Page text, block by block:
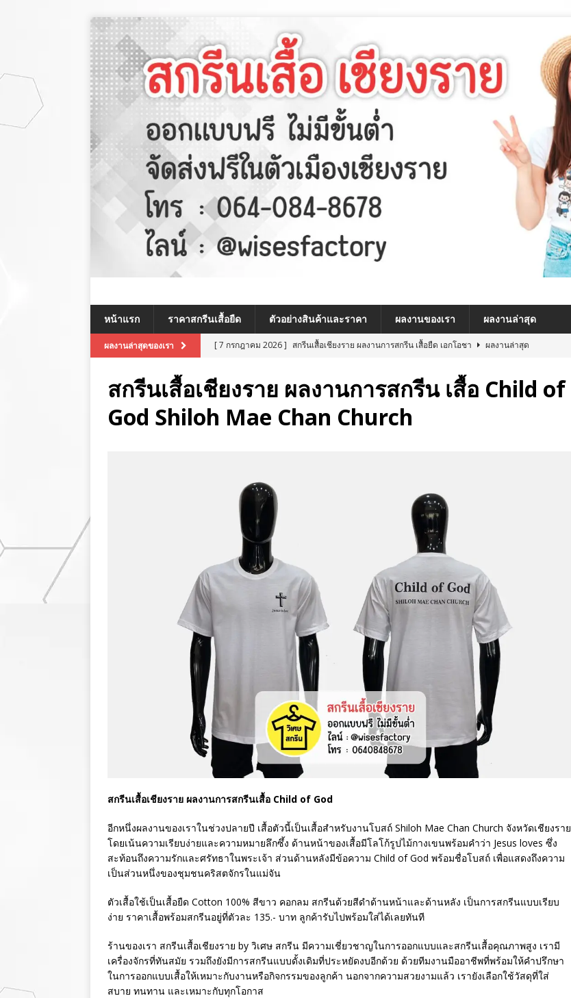
หน้าแรก ราคาสกรีนเสื้อยืด ตัวอย่างสินค้าและราคา ผลงานของเรา ผลงานล่าสุด
ผลงานล่าสุดของเรา [ 7 กรกฎาคม 2026 ] สกรีนเสื้อเชียงราย ผลงานการสกรีน เสื้อยืด เอกโอชา
ผลงานล่าสุด
[ 7 กรกฎาคม 2026 ] สกรีนเสื้อเชียงราย ผลงานการสกรีน เสื้อโปโล MFU COSMETIC PILOT PLANT
ผลงานล่าสุด
ผลงานล่าสุด
สกรีนเสื้อเชียงราย ผลงานการสกรีน เสื้อ Child of
God Shiloh Mae Chan Church
สกรีนเสื้อเชียงราย ผลงานการสกรีนเสื้อ Child of God
อีกหนึ่งผลงานของเราในช่วงปลายปี เสื้อตัวนี้เป็นเสื้อสำหรับงานโบสถ์ Shiloh Mae Chan Church จังหวัดเชียงราย
โดยเน้นความเรียบง่ายและความหมายลึกซึ้ง ด้านหน้าของเสื้อมีโลโก้รูปไม้กางเขนพร้อมคำว่า Jesus loves ซึ่ง
สะท้อนถึงความรักและศรัทธาในพระเจ้า ส่วนด้านหลังมีข้อความ Child of God พร้อมชื่อโบสถ์ เพื่อแสดงถึงความ
เป็นส่วนหนึ่งของชุมชนคริสตจักรในแม่จัน
ตัวเสื้อใช้เป็นเสื้อยืด Cotton 100% สีขาว คอกลม สกรีนด้วยสีดำด้านหน้าและด้านหลัง เป็นการสกรีนแบบเรียบ
ง่าย ราคาเสื้อพร้อมสกรีนอยู่ที่ตัวละ 135.- บาท ลูกค้ารับไปพร้อมใส่ได้เลยทันที
ร้านของเรา สกรีนเสื้อเชียงราย by วิเศษ สกรีน มีความเชี่ยวชาญในการออกแบบและสกรีนเสื้อคุณภาพสูง เรามี
เครื่องจักรที่ทันสมัย รวมถึงยังมีการสกรีนแบบดั้งเดิมที่ประหยัดงบอีกด้วย ด้วยทีมงานมืออาชีพที่พร้อมให้คำปรึกษา
ในการออกแบบเสื้อให้เหมาะกับงานหรือกิจกรรมของลูกค้า นอกจากความสวยงามแล้ว เรายังเลือกใช้วัสดุที่ใส่
สบาย ทนทาน และเหมาะกับทุกโอกาส